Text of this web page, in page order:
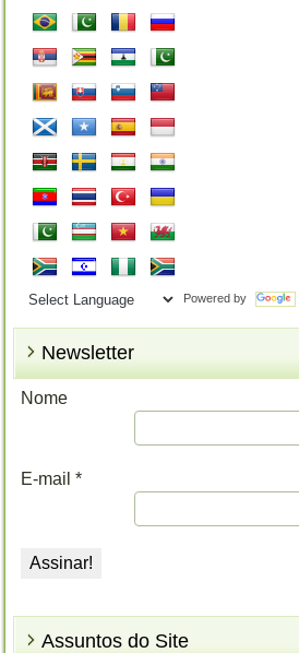
Powered by
Newsletter
Nome
E-mail*
Assuntos do Site